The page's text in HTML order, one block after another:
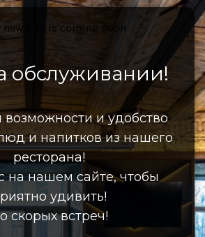
обслуживании!
и удобство
и напитков из нашего
ресторана!
нашем сайте, чтобы
удивить!
скорых встреч!